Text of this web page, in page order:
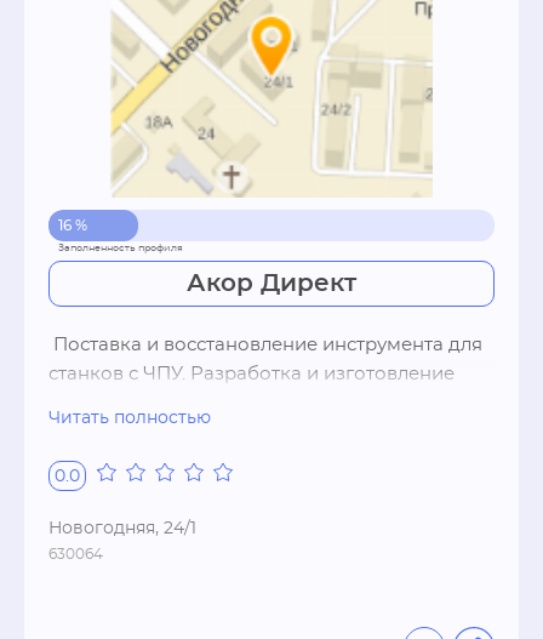
16 %
Акор Директ
 Поставка и восстановление инструмента для
станков с ЧПУ. Разработка и изготовление
инструмента,   оборудования,   разработки
технологий,   повышения квалификации
специалистов.  Продажа станков: подбор и
поставка современных станков с ЧПУ под
Читать полностью
0.0
Новогодняя, 24/1
630064